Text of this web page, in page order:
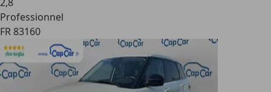
Professionnel
FR 83160